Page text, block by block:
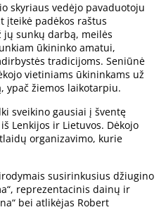
skyriaus vedėjo pavaduotoju
įteikė padėkos raštus
sunkų darbą, meilės
ūkininko amatui,
tradicijoms. Seniūnė
vietiniams ūkininkams už
ypač žiemos laikotarpiu.
sveikino gausiai į šventę
Lenkijos ir Lietuvos. Dėkojo
organizavimo, kurie
susirinkusius džiugino
reprezentacinis dainų ir
bei atlikėjas Robert